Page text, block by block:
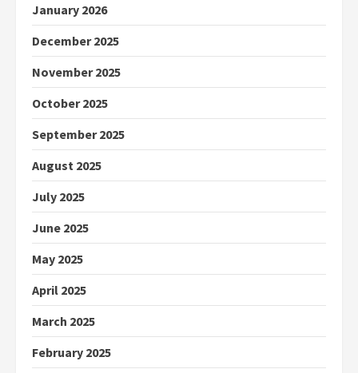
January 2026
December 2025
November 2025
October 2025
September 2025
August 2025
July 2025
June 2025
May 2025
April 2025
March 2025
February 2025